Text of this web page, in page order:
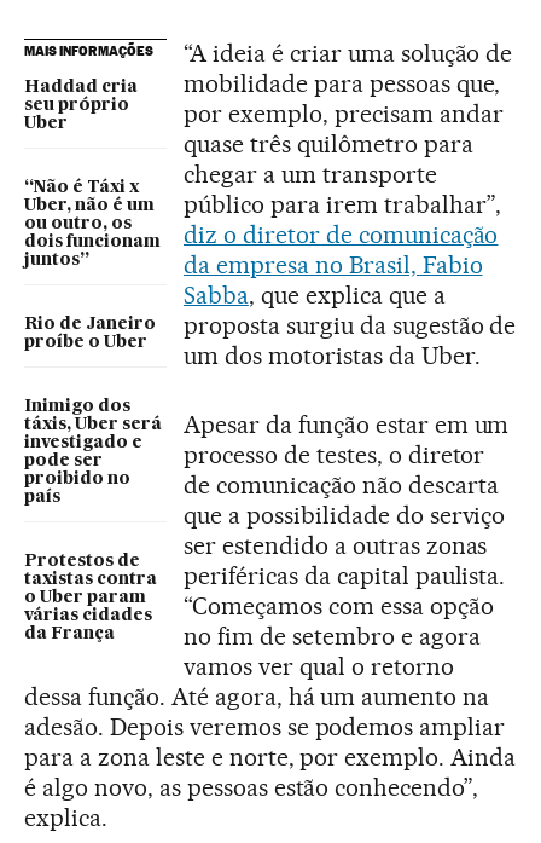
MAIS INFORMAÇÕES
Haddad cria
seu próprio
Uber
“Não é Táxi x
Uber, não é um
ou outro, os
dois funcionam
juntos”
Rio de Janeiro
proíbe o Uber
Inimigo dos
táxis, Uber será
investigado e
pode ser
proibido no
país
Protestos de
taxistas contra
o Uber param
várias cidades
da França
“A ideia é criar uma solução de
mobilidade para pessoas que,
por exemplo, precisam andar
quase três quilômetro para
chegar a um transporte
público para irem trabalhar”,
diz o diretor de comunicação
da empresa no Brasil, Fabio
Sabba, que explica que a
proposta surgiu da sugestão de
um dos motoristas da Uber.
Apesar da função estar em um
processo de testes, o diretor
de comunicação não descarta
que a possibilidade do serviço
ser estendido a outras zonas
periféricas da capital paulista.
“Começamos com essa opção
no fim de setembro e agora
vamos ver qual o retorno
dessa função. Até agora, há um aumento na
adesão. Depois veremos se podemos ampliar
para a zona leste e norte, por exemplo. Ainda
é algo novo, as pessoas estão conhecendo”,
explica.